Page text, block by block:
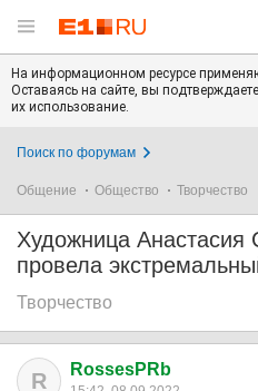
На информационном ресурсе
Оставаясь на сайте, вы
их использование.
Поиск по форумам
Общение Общество Творчество
Художница Анастасия
провела
Творчество
R RossesPRb